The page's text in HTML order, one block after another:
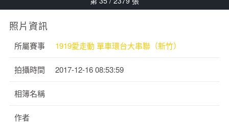
照片資訊
所屬賽事 1919愛走動 單車環台大串聯（新竹）
拍攝時間 2017-12-16 08:53:59
相簿名稱
作者